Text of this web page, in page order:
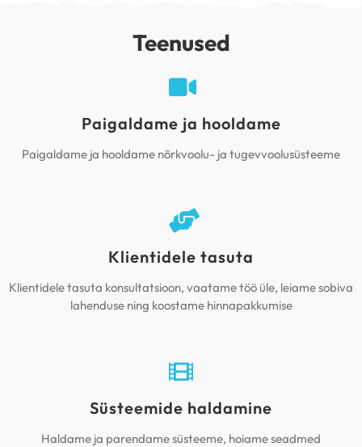
Teenused
Paigaldame ja hooldame
Paigaldame ja hooldame nõrkvoolu- ja tugevvoolusüsteeme
Klientidele tasuta
Klientidele tasuta konsultatsioon, vaatame töö üle, leiame sobiva
lahenduse ning koostame hinnapakkumise
Süsteemide haldamine
Haldame ja parendame süsteeme, hoiame seadmed